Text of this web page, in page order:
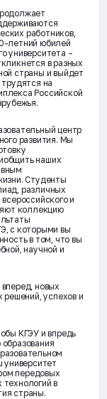
работников,
летний юбилей
университета –
в разных
страны и выйдет
на
Российской
центр
развития. Мы
наших
Студенты
различных
и
коллекцию
с которыми вы
в том, что вы
научной и
новых
решений, успехов и
КГЭУ и впредь
университет
передовых
в
страны.